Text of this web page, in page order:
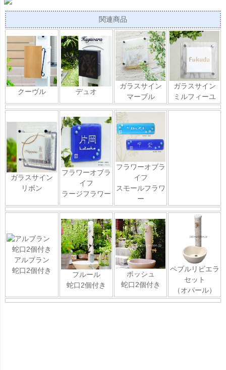
関連商品
クーヴル デュオ
ガラスサイン
マーブル
ガラスサイン
ミルフィーユ
ガラスサイン
リボン
フラワーオブラ
イフ
ラージフラワー
フラワーオブラ
イフ
スモールフラワ
ー
アルブラン
蛇口2個付き
フルール
蛇口2個付き
ポッシュ
蛇口2個付き
ペブルリビエラ
セット
（オパール）